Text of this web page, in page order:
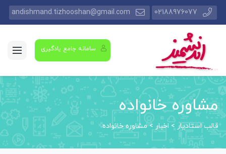
02188976077
andishmand.tizhooshan@gmail.com
سامانه جامع یادگیری
مشاوره خانواده
قالب استادیار > اخبار >مشاوره خانواده